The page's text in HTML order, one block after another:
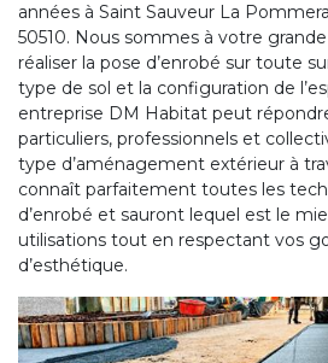
années à Saint Sauveur La
50510. Nous sommes à votre
réaliser la pose d’enrobé sur toute
type de sol et la configuration de
entreprise DM Habitat peut
particuliers, professionnels et
type d’aménagement extérieur à
connaît parfaitement toutes les
d’enrobé et sauront lequel est le
utilisations tout en respectant vos
d’esthétique.